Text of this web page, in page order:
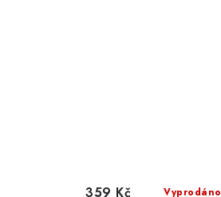
Vyprodáno
359 Kč